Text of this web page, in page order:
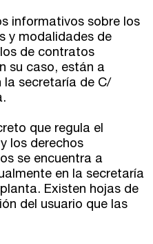
informativos sobre los
y modalidades de
de contratos
su caso, están a
la secretaría de C/
que regula el
los derechos
se encuentra a
en la secretaría
Existen hojas de
del usuario que las